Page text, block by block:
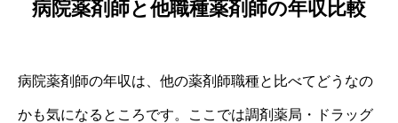
病院薬剤師と他職種薬剤師の年収比較
病院薬剤師の年収は、他の薬剤師職種と比べてどうなの
かも気になるところです。ここでは調剤薬局・ドラッグ